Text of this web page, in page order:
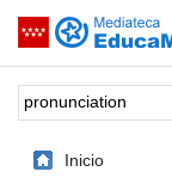
Saltar navegación
Palabra o frase:
Inicio